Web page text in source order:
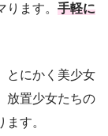
ます。 手軽に
とにかく美少女
放置少女たちの
す。